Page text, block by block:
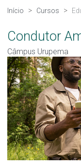
Cursos Técnicos
Graduação
Qualificação
Pós-graduação
Educação a Distância
Educação de
Transferências e
Início Cursos
Condutor
Câmpus Urupema